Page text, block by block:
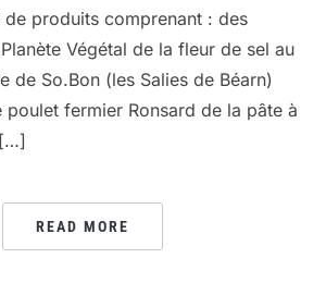
de produits comprenant : des
Végétal de la fleur de sel au
de So.Bon (les Salies de Béarn)
poulet fermier Ronsard de la pâte à
READ MORE